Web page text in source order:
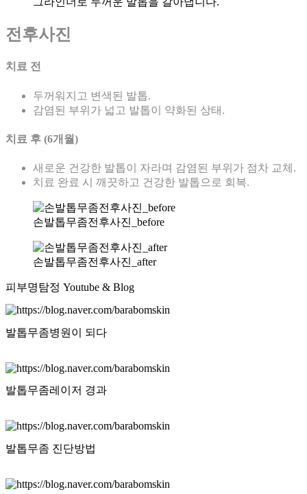
전후사진
치료 전
두꺼워지고 변색된 발톱.
감염된 부위가 넓고 발톱이 약화된 상태.
치료 후 (6개월)
새로운 건강한 발톱이 자라며 감염된 부위가 점차 교체.
치료 완료 시 깨끗하고 건강한 발톱으로 회복.
손발톱무좀전후사진_before
손발톱무좀전후사진_after
피부명탐정 Youtube & Blog
발톱무좀병원이 되다
발톱무좀레이저 경과
발톱무좀 진단방법